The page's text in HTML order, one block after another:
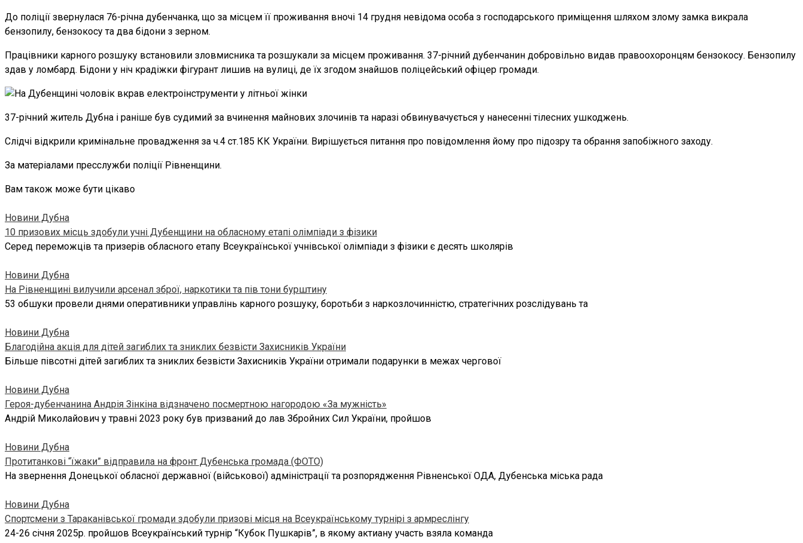
До поліції звернулася 76-річна дубенчанка, що за місцем її проживання вночі 14 грудня невідома особа з господарського приміщення шляхом злому замка викрала
бензопилу, бензокосу та два бідони з зерном.
Працівники карного розшуку встановили зловмисника та розшукали за місцем проживання. 37-річний дубенчанин добровільно видав правоохоронцям бензокосу. Бензопилу
здав у ломбард. Бідони у ніч крадіжки фігурант лишив на вулиці, де їх згодом знайшов поліцейський офіцер громади.
37-річний житель Дубна і раніше був судимий за вчинення майнових злочинів та наразі обвинувачується у нанесенні тілесних ушкоджень.
Слідчі відкрили кримінальне провадження за ч.4 ст.185 КК України. Вирішується питання про повідомлення йому про підозру та обрання запобіжного заходу.
За матеріалами пресслужби поліції Рівненщини.
Вам також може бути цікаво
Новини Дубна
10 призових місць здобули учні Дубенщини на обласному етапі олімпіади з фізики
Серед переможців та призерів обласного етапу Всеукраїнської учнівської олімпіади з фізики є десять школярів
Новини Дубна
На Рівненщині вилучили арсенал зброї, наркотики та пів тони бурштину
53 обшуки провели днями оперативники управлінь карного розшуку, боротьби з наркозлочинністю, стратегічних розслідувань та
Новини Дубна
Благодійна акція для дітей загиблих та зниклих безвісти Захисників України
Більше півсотні дітей загиблих та зниклих безвісти Захисників України отримали подарунки в межах чергової
Новини Дубна
Героя-дубенчанина Андрія Зінкіна відзначено посмертною нагородою «За мужність»
Андрій Миколайович у травні 2023 року був призваний до лав Збройних Сил України, пройшов
Новини Дубна
Протитанкові “їжаки” відправила на фронт Дубенська громада (ФОТО)
На звернення Донецької обласної державної (військової) адміністрації та розпорядження Рівненської ОДА, Дубенська міська рада
Новини Дубна
Спортсмени з Тараканівської громади здобули призові місця на Всеукраїнському турнірі з армреслінгу
24-26 січня 2025р. пройшов Всеукраїнський турнір “Кубок Пушкарів”, в якому актиану участь взяла команда